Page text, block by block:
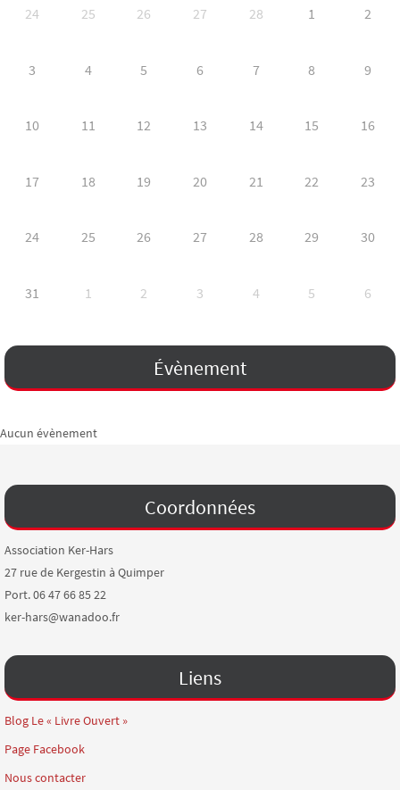
24 25 26 27 28 1 2
3 4 5 6 7 8 9
10 11 12 13 14 15 16
17 18 19 20 21 22 23
24 25 26 27 28 29 30
31 1 2 3 4 5 6
Évènement
Aucun évènement
Coordonnées
Association Ker-Hars
27 rue de Kergestin à Quimper
Port. 06 47 66 85 22
ker-hars@wanadoo.fr
Liens
Blog Le « Livre Ouvert »
Page Facebook
Nous contacter